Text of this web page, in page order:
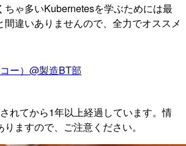
ちゃ多いKubernetesを学ぶためには最
違いありませんので、全力でオススメ
ー）@製造BT部
れてから1年以上経過しています。情
ますので、ご注意ください。